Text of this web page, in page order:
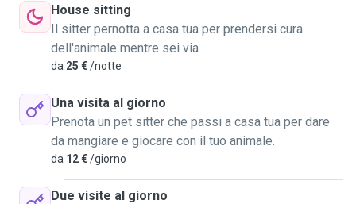
House sitting
Il sitter pernotta a casa tua per prendersi cura
dell'animale mentre sei via
da 25 €/notte
Una visita al giorno
Prenota un pet sitter che passi a casa tua per dare
da mangiare e giocare con il tuo animale.
da 12 €/giorno
Due visite al giorno